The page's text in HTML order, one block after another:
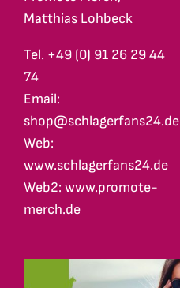
Matthias Lohbeck
Tel. +49 (0) 91 26 29 44
74
Email:
shop@schlagerfans24.de
Web:
www.schlagerfans24.de
Web2: www.promote-
merch.de